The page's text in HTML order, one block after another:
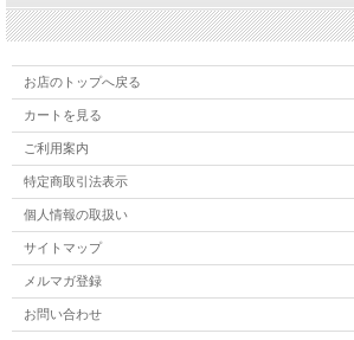
出来るだけ色や質感がわかりやすいように複数の照明
てますが、照明の映り込みが多くある際は風合いを損
からずご了承ください。
【萩焼の特徴-萩の七化け】
萩焼は伝統的工芸品萩焼の指定材料である「大道土」を
が焼き締まらないという特性がある為、生地を素焼きし
という工程で作ります。焼成後、生地と釉薬の収縮率
う)が起こります。器に色見のある水分を入れると、こ
いによって風合いが変化していくことを「萩の七化け
やきものを使い手が育てていくと言われる所以です。
私どもはこの特徴を尊重し時流に流されることなく伝統
精神と、お客様のことを大事にしたいという想いから、
いという方針を貫いておりますので、電子レンジ・食
けます。日々の暮らしの中で、萩焼の特徴をお楽しみ
使いいただければ幸いです。
お店のトップへ戻る
カートを見る
ご利用案内
特定商取引法表示
個人情報の取扱い
サイトマップ
メルマガ登録
お問い合わせ